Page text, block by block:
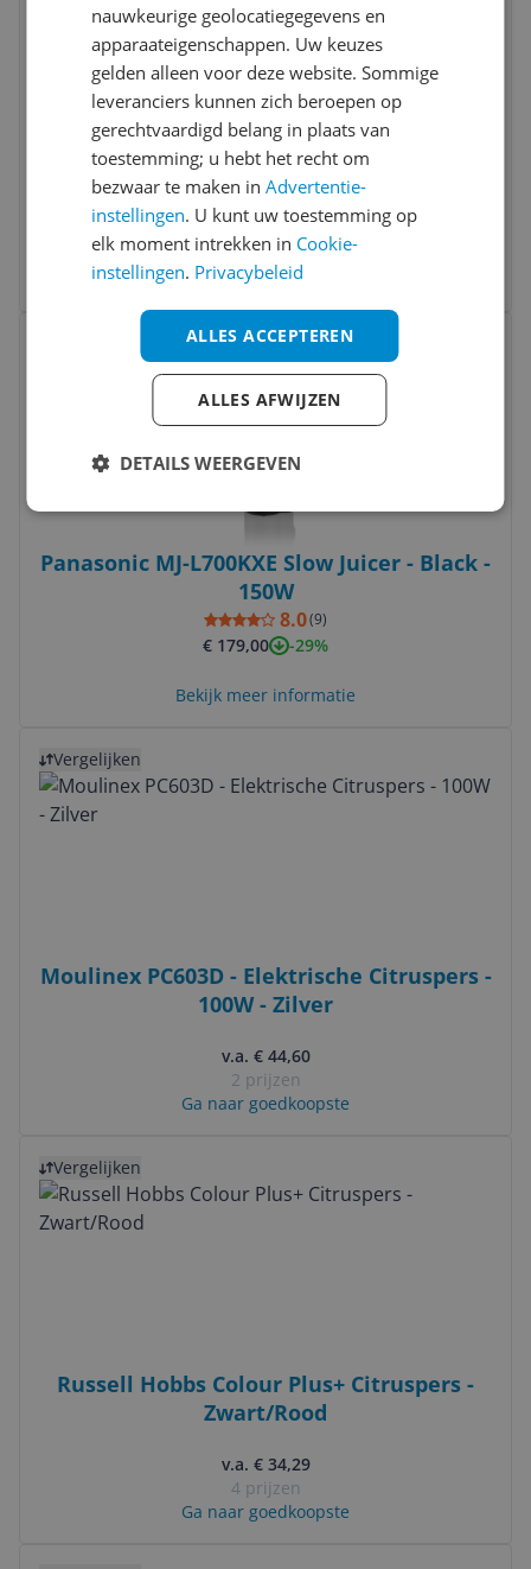
Bestron ACJ350CO - Elektrische Citruspers
- 40W - 0.7L - Koper
v.a. € 12,99
2 prijzen
Ga naar goedkoopste
Panasonic MJ-L700KXE Slow Juicer - Black -
150W
8.0(9)
€ 179,00 -29%
Bekijk meer informatie
Bekijk product
Vergelijken
Moulinex PC603D - Elektrische Citruspers -
100W - Zilver
v.a. € 44,60
2 prijzen
Ga naar goedkoopste
Vergelijken
Russell Hobbs Colour Plus+ Citruspers -
Zwart/Rood
v.a. € 34,29
4 prijzen
Ga naar goedkoopste
nauwkeurige geolocatiegegevens en
apparaateigenschappen. Uw keuzes
gelden alleen voor deze website. Sommige
leveranciers kunnen zich beroepen op
gerechtvaardigd belang in plaats van
toestemming; u hebt het recht om
bezwaar te maken inAdvertentie-
instellingen. U kunt uw toestemming op
elk moment intrekken in Cookie-
instellingen. Privacybeleid
ALLES ACCEPTEREN
ALLES AFWIJZEN
DETAILS WEERGEVEN